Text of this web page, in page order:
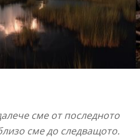
сме от последното
сме до следващото.